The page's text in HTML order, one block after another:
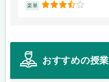
楽単 3.5
おすすめの授業